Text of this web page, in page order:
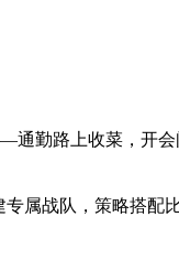
勤路上收菜，开会
属战队，策略搭配